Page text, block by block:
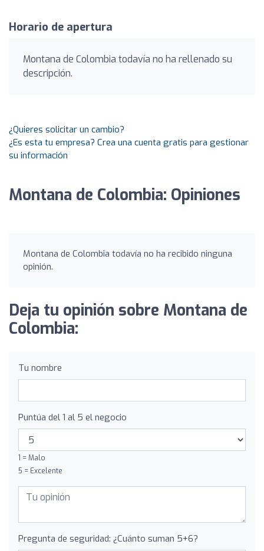
Horario de apertura
Montana de Colombia todavía no ha rellenado su
descripción.
¿Quieres solicitar un cambio?
¿Es esta tu empresa? Crea una cuenta gratis para gestionar
su información
Montana de Colombia: Opiniones
Montana de Colombia todavía no ha recibido ninguna
opinión.
Deja tu opinión sobre Montana de
Colombia:
Tu nombre
Puntúa del 1 al 5 el negocio
1 = Malo
5 = Excelente
Pregunta de seguridad: ¿Cuánto suman 5+6?